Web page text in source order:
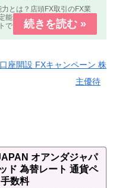
力とは？店頭FX取引のFX業
能力の高いFX業者指定した
できちんと約定する。約定
FX業者指定した為替レート
い。もしくは約定しにく
まとめFX...
座開設 FXキャンペーン 株
主優待
オアンダジャパ
ド 為替レート 通貨ペ
数料